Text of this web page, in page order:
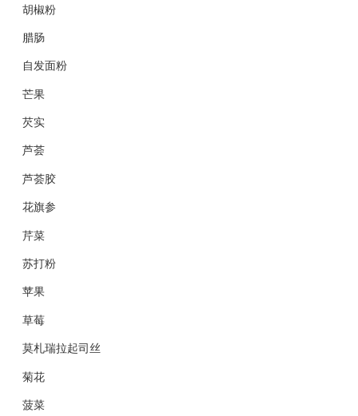
胡椒粉
腊肠
自发面粉
芒果
芡实
芦荟
芦荟胶
花旗参
芹菜
苏打粉
苹果
草莓
莫札瑞拉起司丝
菊花
菠菜